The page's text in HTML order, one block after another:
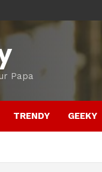
Papa
TRENDY GEEKY